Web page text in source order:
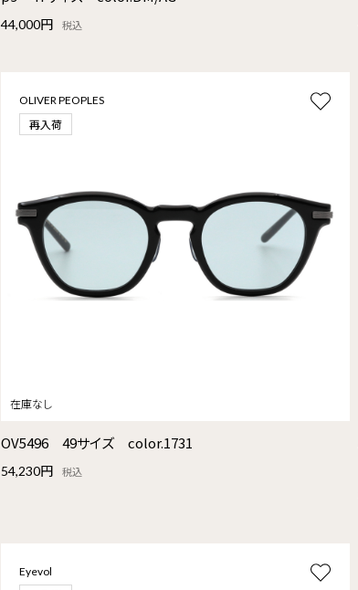
44,000円 税込
OLIVER PEOPLES
再入荷
OV5496 49サイズ color.1731
54,230円 税込
Eyevol